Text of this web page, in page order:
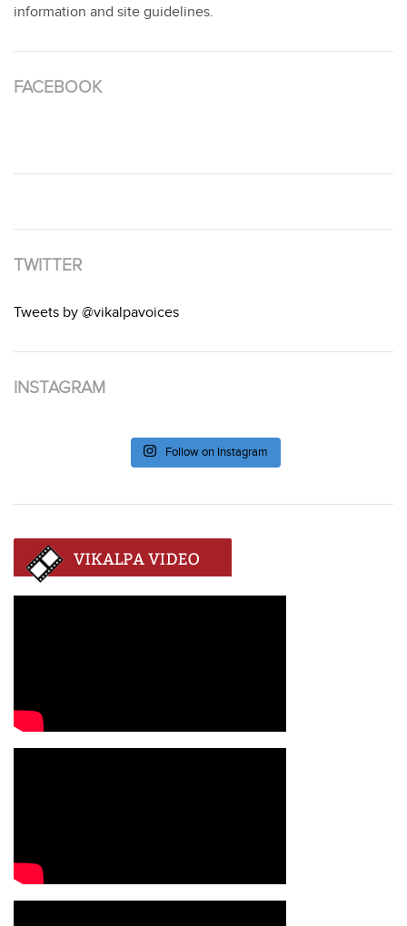
information and site guidelines.
FACEBOOK
TWITTER
Tweets by @vikalpavoices
INSTAGRAM
Follow on Instagram